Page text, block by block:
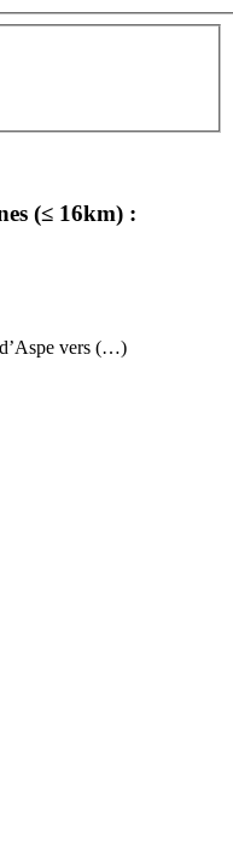
(≤ 16km) :
vers (…)